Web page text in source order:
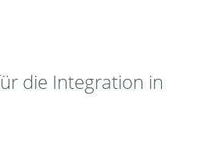
die Integration in